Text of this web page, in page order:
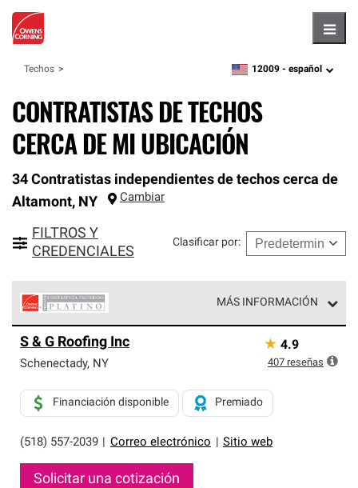
Techos zipcode,language
12009 - español
CONTRATISTAS DE TECHOS
CERCA DE MI UBICACIÓN
34 Contratistas independientes de techos cerca de
Altamont, NY Cambiar
FILTROS Y
CREDENCIALES
Clasificar por:
MÁS INFORMACIÓN
Corning constituyen el nivel superior de nuestra red
exclusiva y cumplen con estándares estrictos de
Solo ellos pueden ofrecer nuestra mejor garantía de
sistemas de techos.
S & G Roofing Inc
Schenectady, NY
(518) 557-2039 Correo electrónico Sitio web
Financiación disponible Premiado
Solicitar una cotización
★ 4.9
407 reseñas